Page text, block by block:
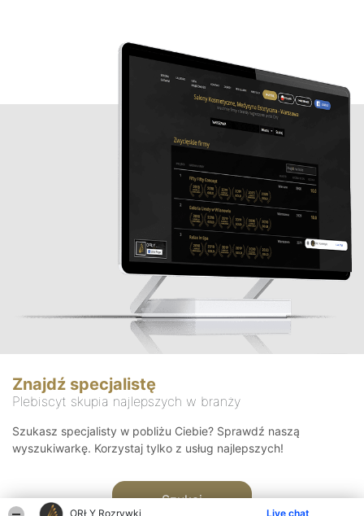
ORŁY Rozrywki Live chat
Znajdź specjalistę
Plebiscyt skupia najlepszych w branży
Szukasz specjalisty w pobliżu Ciebie? Sprawdź naszą
wyszukiwarkę. Korzystaj tylko z usług najlepszych!
Szukaj